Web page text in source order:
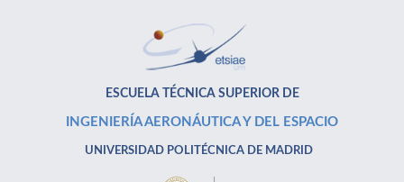
ESCUELA TÉCNICA SUPERIOR DE
INGENIERÍA AERONÁUTICA Y DEL ESPACIO
UNIVERSIDAD POLITÉCNICA DE MADRID